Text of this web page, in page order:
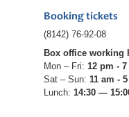
Booking tickets
(8142) 76-92-08
Box office working
Mon – Fri: 12 pm - 7
Sat – Sun: 11 am -
Lunch: 14:30 —